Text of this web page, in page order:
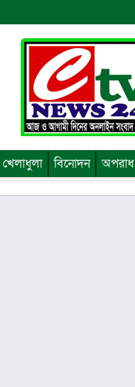
খেলাধুলা বিনোদন অপরাধ